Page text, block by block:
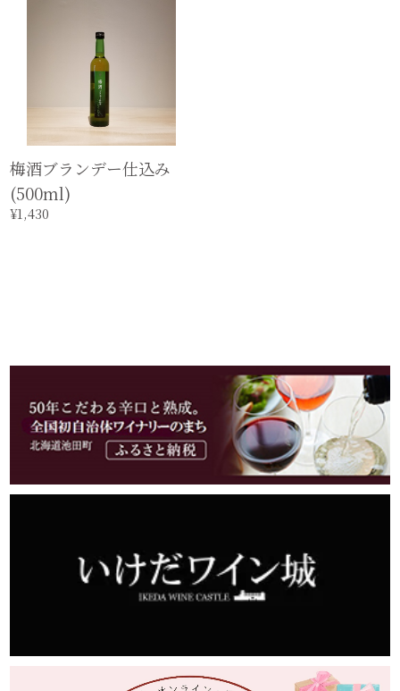
梅酒ブランデー仕込み
(500ml)
¥1,430